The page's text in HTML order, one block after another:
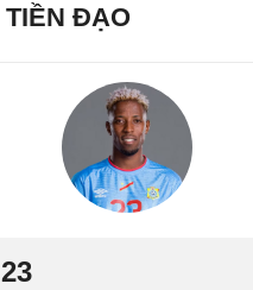
TIỀN ĐẠO
23